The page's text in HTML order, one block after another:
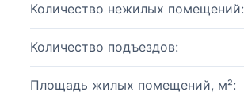
Количество нежилых помещений:
Количество подъездов:
Площадь жилых помещений, м²: